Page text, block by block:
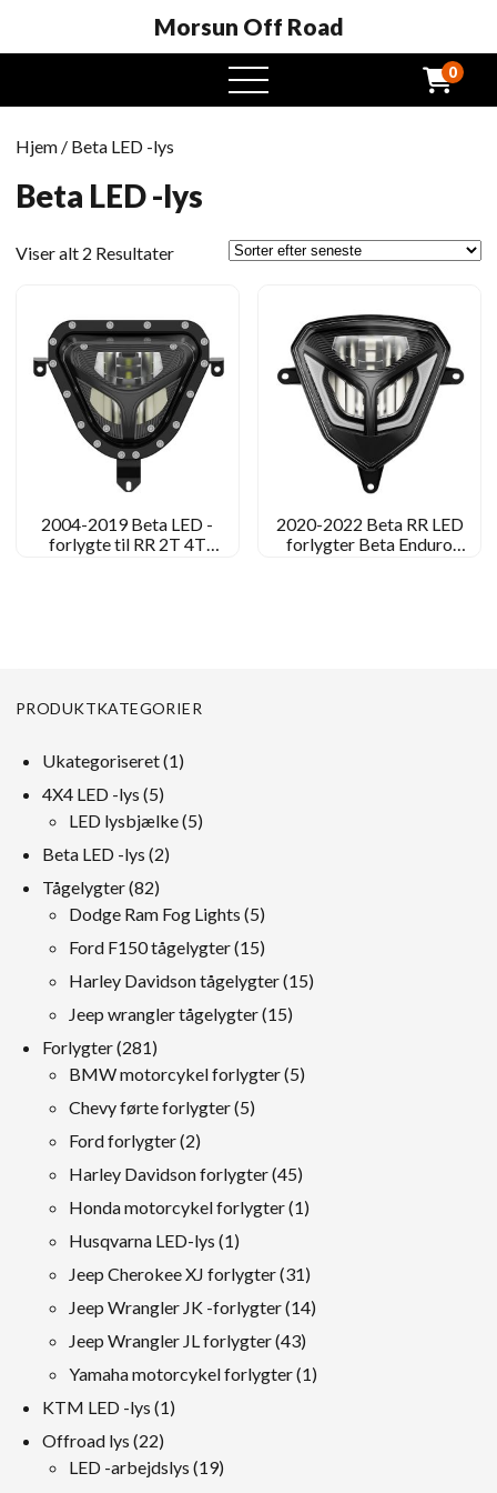
Morsun Off Road
Åben
menu
0
Hjem / Beta LED -lys
Beta LED -lys
Viser alt 2 ResultaterSorteret
2004-2019 Beta LED -
forlygte til RR 2T 4T
2020-2022 Beta RR LED
forlygter Beta Enduro
PRODUKTKATEGORIER
Ukategoriseret 11
4X4 LED -lys 55
produkter
LED lysbjælke 55
Beta LED -lys 22
Tågelygter 8282
produkter
Dodge Ram Fog Lights 55
produkter
Ford F150 tågelygter 1515
produkter
Harley Davidson tågelygter 1515
Jeep wrangler tågelygter 1515
Forlygter 281281
produkter
BMW motorcykel forlygter 55
Chevy førte forlygter 55
Ford forlygter 22
produkter
Harley Davidson forlygter 4545
produkter
Honda motorcykel forlygter 11
Husqvarna LED-lys 11
produkt
Jeep Cherokee XJ forlygter 3131
produkter
Jeep Wrangler JK -forlygter 1414
Jeep Wrangler JL forlygter 4343
produkter
Yamaha motorcykel forlygter 11
KTM LED -lys 11
Offroad lys 2222
produkter
LED -arbejdslys 1919